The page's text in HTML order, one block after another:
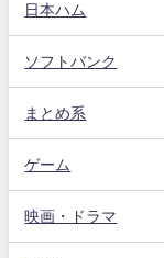
日本ハム
ソフトバンク
まとめ系
ゲーム
映画・ドラマ